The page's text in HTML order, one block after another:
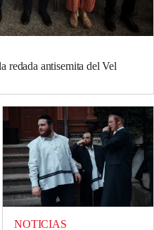
redada antisemita del Vel
NOTICIAS